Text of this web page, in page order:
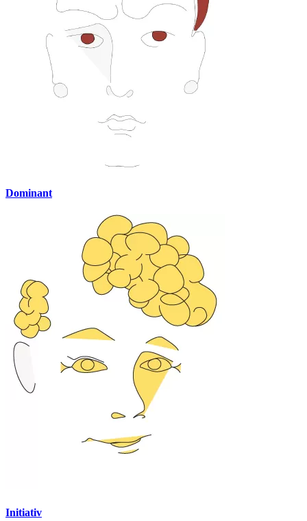
Dominant
Initiativ